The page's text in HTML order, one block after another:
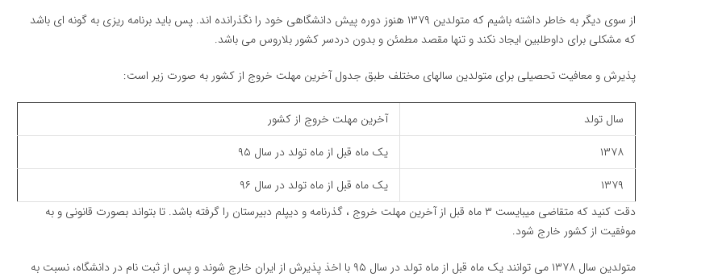
از سوی دیگر به خاطر داشته باشیم که متولدین ۱۳۷۹ هنوز دوره پیش دانشگاهی خود را نگذرانده اند. پس باید برنامه ریزی به گونه ای باشد
که مشکلی برای داوطلبین ایجاد نکند و تنها مقصد مطمئن و بدون دردسر کشور بلاروس می باشد.
پذیرش و معافیت تحصیلی برای متولدین سالهای مختلف طبق جدول آخرین مهلت خروج از کشور به صورت زیر است:
سال تولد
آخرین مهلت خروج از کشور
۱۳۷۸
یک ماه قبل از ماه تولد در سال ۹۵
۱۳۷۹
یک ماه قبل از ماه تولد در سال ۹۶
دقت کنید که متقاضی میبایست ۳ ماه قبل از آخرین مهلت خروج ، گذرنامه و دیپلم دبیرستان را گرفته باشد. تا بتواند بصورت قانونی و به
موفقیت از کشور خارج شود.
متولدین سال ۱۳۷۸ می توانند یک ماه قبل از ماه تولد در سال ۹۵ با اخذ پذیرش از ایران خارج شوند و پس از ثبت نام در دانشگاه، نسبت به